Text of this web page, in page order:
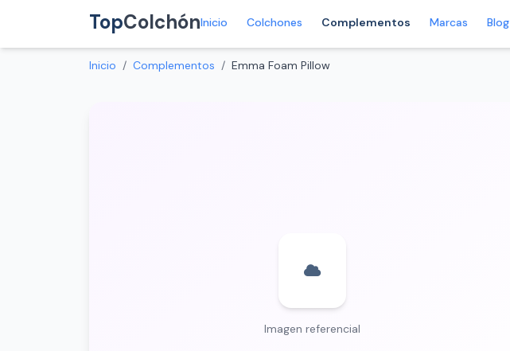
TopColchónInicio Colchones Complementos Marcas Blog
Inicio / Complementos / Emma Foam Pillow
Imagen referencial